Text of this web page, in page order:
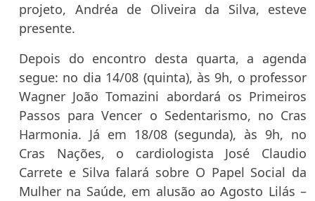
projeto, Andréa de Oliveira da Silva, esteve
presente.
Depois do encontro desta quarta, a agenda
segue: no dia 14/08 (quinta), às 9h, o professor
Wagner João Tomazini abordará os Primeiros
Passos para Vencer o Sedentarismo, no Cras
Harmonia. Já em 18/08 (segunda), às 9h, no
Cras Nações, o cardiologista José Claudio
Carrete e Silva falará sobre O Papel Social da
Mulher na Saúde, em alusão ao Agosto Lilás –